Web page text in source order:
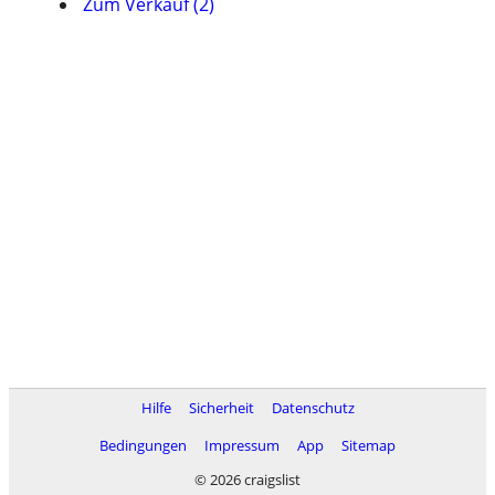
Hilfe Sicherheit
Datenschutz
Bedingungen
Impressum App
Sitemap
© 2026 craigslist